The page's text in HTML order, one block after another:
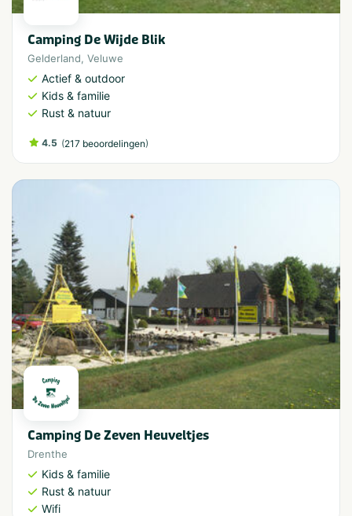
Camping De Wijde Blik
Gelderland, Veluwe
Actief & outdoor
Kids & familie
Rust & natuur
4.5 (217 beoordelingen)
Camping De Zeven Heuveltjes
Drenthe
Kids & familie
Rust & natuur
Wifi